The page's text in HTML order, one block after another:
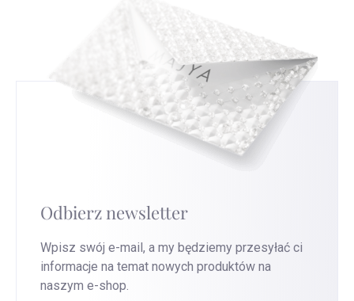
Odbierz newsletter
Wpisz swój e-mail, a my będziemy przesyłać ci
informacje na temat nowych produktów na
naszym e-shop.